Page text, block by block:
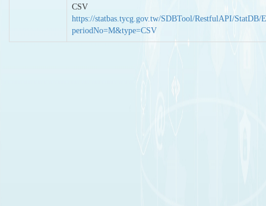
CSV
https://statbas.tycg.gov.tw/SDBTool/RestfulAPI/StatDB/
periodNo=M&type=CSV